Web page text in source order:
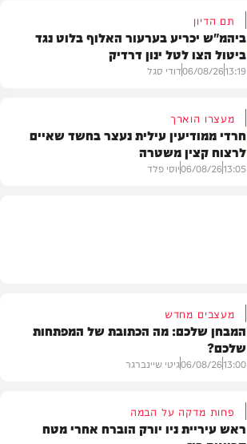
תם הדיון
ביהמ"ש יכריע בערעור האלוף בלוט נגד
ביטול הצו לטל ינון דרדיק
13:19
06/08/26דודי סגל
מעצרו הוארך
חרדי ממודיעין עילית נעצר בחשד שאיים
לרצוח קצין משטרה
13:05
06/08/26יוסי פלד
מעצבים מחדש
המבחן שלכם: מה הכתובת של המפתחות
שלכם?
13:00
06/08/26גיטי שיינברגר
פחות מדקה על הבמה
ראש עיריית ניו יורק הוברח אחרי מטח